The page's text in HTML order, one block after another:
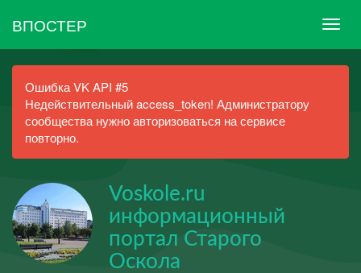
ВПОСТЕР
Ошибка VK API #5
Недействительный access_token! Администратору
сообщества нужно авторизоваться на сервисе
повторно.
Voskole.ru
информационный
портал Старого
Оскола